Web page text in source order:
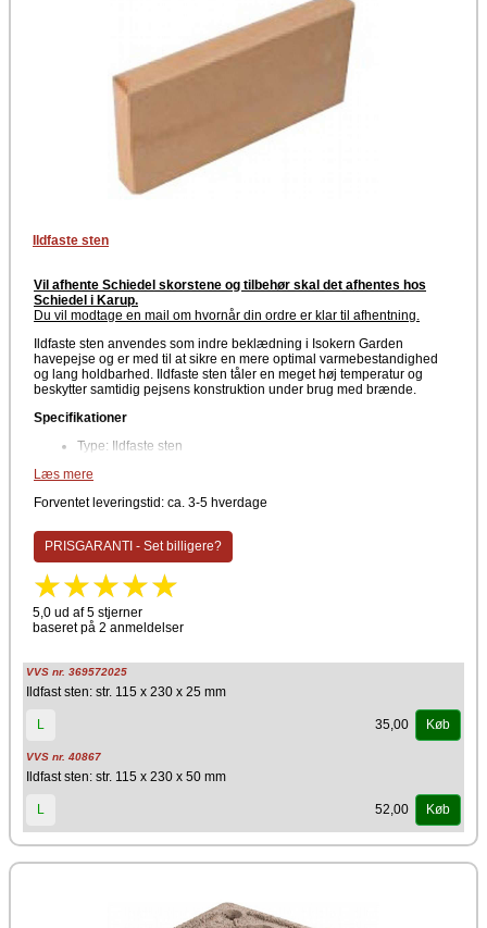
Ildfaste sten
Vil afhente Schiedel skorstene og tilbehør skal det afhentes hos
Schiedel i Karup.
Du vil modtage en mail om hvornår din ordre er klar til afhentning.
Ildfaste sten anvendes som indre beklædning i Isokern Garden
havepejse og er med til at sikre en mere optimal varmebestandighed
og lang holdbarhed. Ildfaste sten tåler en meget høj temperatur og
beskytter samtidig pejsens konstruktion under brug med brænde.
Specifikationer
Type: Ildfaste sten
Anvendelse: Indre beklædning af Isokern Garden havepejs
Passer til: Isokern Garden
Vælg den rigtige størrelse ildfast sten til pejsen herunder.
Producent
Schiedel Isokern
Læs mere
Forventet leveringstid: ca. 3-5 hverdage
PRISGARANTI - Set billigere?
5,0 ud af 5 stjerner
baseret på 2 anmeldelser
VVS nr. 369572025
Ildfast sten: str. 115 x 230 x 25 mm
L 35,00 Køb
VVS nr. 40867
Ildfast sten: str. 115 x 230 x 50 mm
L 52,00 Køb